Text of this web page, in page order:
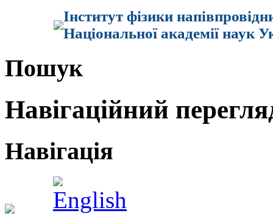
Інститут фізики
Національної академії наук
Пошук
Навігаційний
Навігація